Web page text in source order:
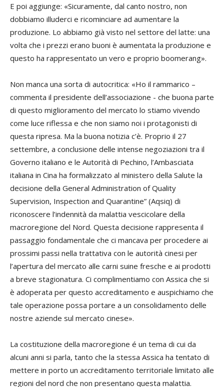
E poi aggiunge: «Sicuramente, dal canto nostro, non
dobbiamo illuderci e ricominciare ad aumentare la
produzione. Lo abbiamo già visto nel settore del latte: una
volta che i prezzi erano buoni è aumentata la produzione e
questo ha rappresentato un vero e proprio boomerang».
Non manca una sorta di autocritica: «Ho il rammarico –
commenta il presidente dell’associazione - che buona parte
di questo miglioramento del mercato lo stiamo vivendo
come luce riflessa e che non siamo noi i protagonisti di
questa ripresa. Ma la buona notizia c’è. Proprio il 27
settembre, a conclusione delle intense negoziazioni tra il
Governo italiano e le Autorità di Pechino, l’Ambasciata
italiana in Cina ha formalizzato al ministero della Salute la
decisione della General Administration of Quality
Supervision, Inspection and Quarantine” (Aqsiq) di
riconoscere l’indennità da malattia vescicolare della
macroregione del Nord. Questa decisione rappresenta il
passaggio fondamentale che ci mancava per procedere ai
prossimi passi nella trattativa con le autorità cinesi per
l’apertura del mercato alle carni suine fresche e ai prodotti
a breve stagionatura. Ci complimentiamo con Assica che si
è adoperata per questo accreditamento e auspichiamo che
tale operazione possa portare a un consolidamento delle
nostre aziende sul mercato cinese».
La costituzione della macroregione é un tema di cui da
alcuni anni si parla, tanto che la stessa Assica ha tentato di
mettere in porto un accreditamento territoriale limitato alle
regioni del nord che non presentano questa malattia.